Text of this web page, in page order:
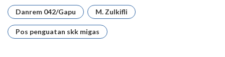
Danrem 042/Gapu M. Zulkifli
Pos penguatan skk migas